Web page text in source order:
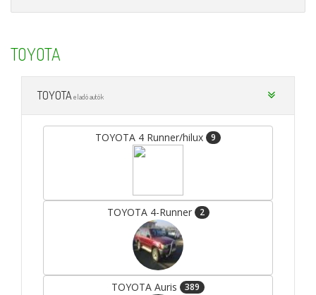
TOYOTA
TOYOTAeladó autók
TOYOTA 4 Runner/hilux 9
TOYOTA 4-Runner 2
TOYOTA Auris 389